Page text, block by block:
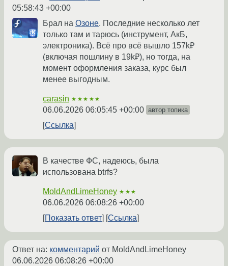
05:58:43 +00:00
Брал на Озоне. Последние несколько лет
только там и тарюсь (инструмент, АкБ,
электроника). Всё про всё вышло 157k₽
(включая пошлину в 19k₽), но тогда, на
момент оформления заказа, курс был
менее выгодным.
carasin ★★★★★
06.06.2026 06:05:45 +00:00 автор топика
Ссылка
В качестве ФС, надеюсь, была
использована btrfs?
MoldAndLimeHoney ★★★
06.06.2026 06:08:26 +00:00
Показать ответ
Ссылка
Ответ на: комментарий от MoldAndLimeHoney
06.06.2026 06:08:26 +00:00